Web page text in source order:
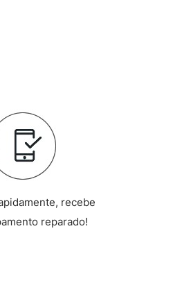
recebe
reparado!